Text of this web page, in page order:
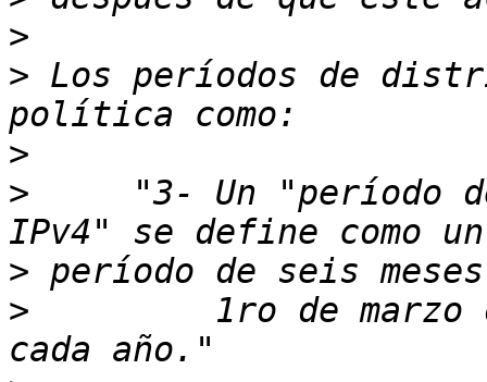
>
> Los períodos de
>
>
"3- Un "período
>
>
1ro de marzo